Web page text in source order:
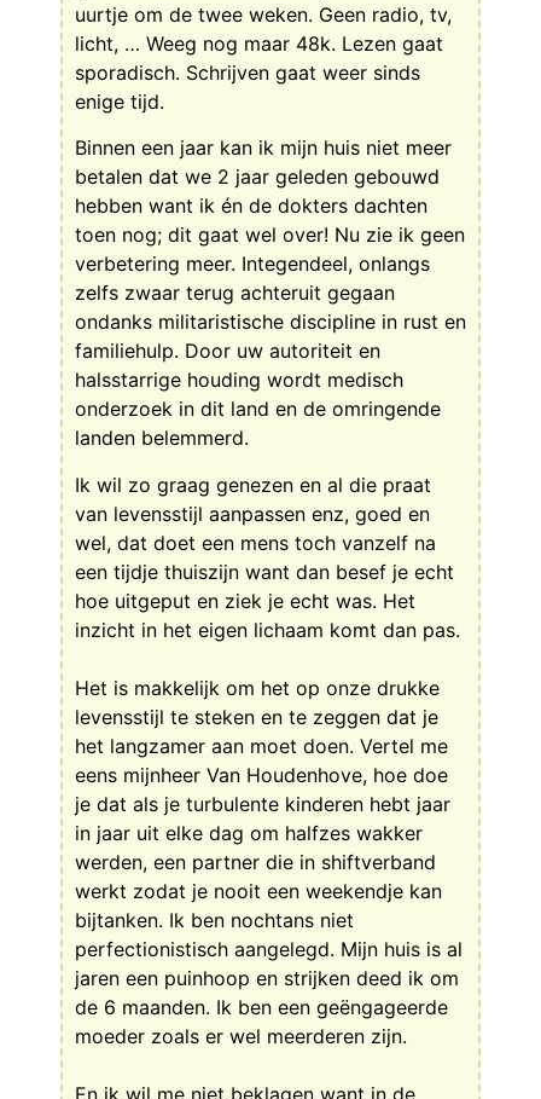
uurtje om de twee weken. Geen radio, tv,
licht, … Weeg nog maar 48k. Lezen gaat
sporadisch. Schrijven gaat weer sinds
enige tijd.
Binnen een jaar kan ik mijn huis niet meer
betalen dat we 2 jaar geleden gebouwd
hebben want ik én de dokters dachten
toen nog; dit gaat wel over! Nu zie ik geen
verbetering meer. Integendeel, onlangs
zelfs zwaar terug achteruit gegaan
ondanks militaristische discipline in rust en
familiehulp. Door uw autoriteit en
halsstarrige houding wordt medisch
onderzoek in dit land en de omringende
landen belemmerd.
Ik wil zo graag genezen en al die praat
van levensstijl aanpassen enz, goed en
wel, dat doet een mens toch vanzelf na
een tijdje thuiszijn want dan besef je echt
hoe uitgeput en ziek je echt was. Het
inzicht in het eigen lichaam komt dan pas.
Het is makkelijk om het op onze drukke
levensstijl te steken en te zeggen dat je
het langzamer aan moet doen. Vertel me
eens mijnheer Van Houdenhove, hoe doe
je dat als je turbulente kinderen hebt jaar
in jaar uit elke dag om halfzes wakker
werden, een partner die in shiftverband
werkt zodat je nooit een weekendje kan
bijtanken. Ik ben nochtans niet
perfectionistisch aangelegd. Mijn huis is al
jaren een puinhoop en strijken deed ik om
de 6 maanden. Ik ben een geëngageerde
moeder zoals er wel meerderen zijn.
En ik wil me niet beklagen want in de